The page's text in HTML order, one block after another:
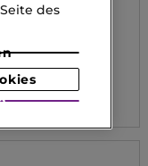
Serum
des